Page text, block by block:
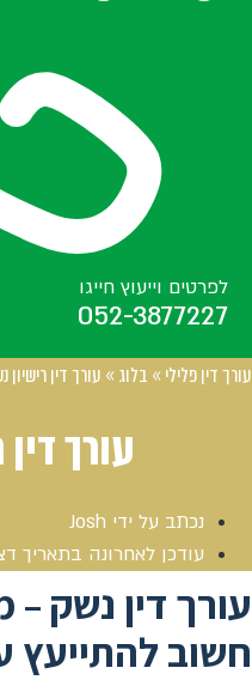
לפרטים וייעוץ חייגו
052-3877227
עורך דין פלילי» בלוג» עורך דין רישיון
עורך
נכתב על ידי
עודכן לאחרונה בתאריך
עורך דין נשק
חשוב להתייעץ